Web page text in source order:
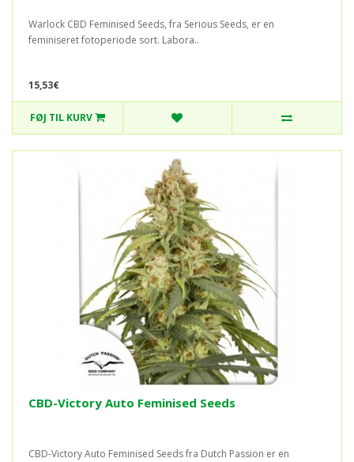
Warlock CBD Feminised Seeds, fra Serious Seeds, er en
feminiseret fotoperiode sort. Labora..
15,53€
FØJ TIL KURV
CBD-Victory Auto Feminised Seeds
CBD-Victory Auto Feminised Seeds fra Dutch Passion er en